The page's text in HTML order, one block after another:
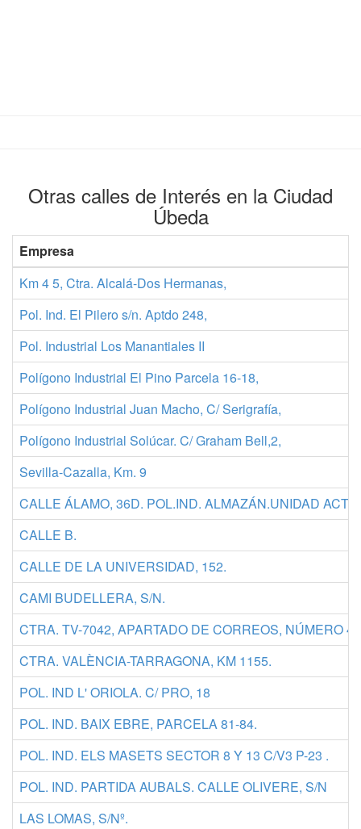
Otras calles de Interés en la Ciudad
Úbeda
Empresa
Km 4 5, Ctra. Alcalá-Dos Hermanas,
Pol. Ind. El Pilero s/n. Aptdo 248,
Pol. Industrial Los Manantiales II
Polígono Industrial El Pino Parcela 16-18,
Polígono Industrial Juan Macho, C/ Serigrafía,
Polígono Industrial Solúcar. C/ Graham Bell,2,
Sevilla-Cazalla, Km. 9
CALLE ÁLAMO, 36D. POL.IND. ALMAZÁN.UNIDAD
CALLE B.
CALLE DE LA UNIVERSIDAD, 152.
CAMI BUDELLERA, S/N.
CTRA. TV-7042, APARTADO DE CORREOS, NÚMERO 4,
CTRA. VALÈNCIA-TARRAGONA, KM 1155.
POL. IND L' ORIOLA. C/ PRO, 18
POL. IND. BAIX EBRE, PARCELA 81-84.
POL. IND. ELS MASETS SECTOR 8 Y 13 C/V3 P-23 .
POL. IND. PARTIDA AUBALS. CALLE OLIVERE, S/N
LAS LOMAS, S/Nº.